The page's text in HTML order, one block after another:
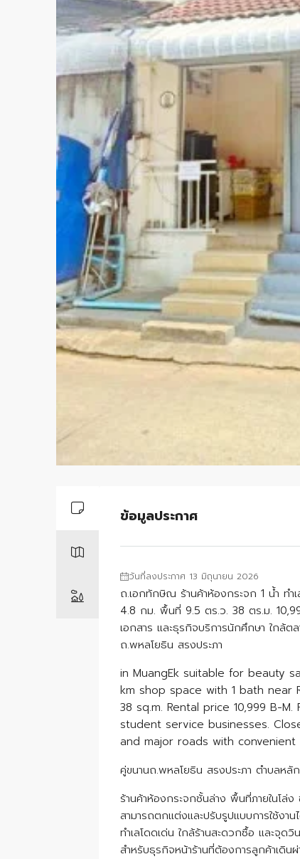
ข้อมูลประกาศ
วันที่ลงประกาศ 13 มิถุนายน 2026
ถ.เอกทักษิณ ร้านค้าห้องกระจก 1 น้ำ ทำ
4.8 กม. พื้นที่ 9.5 ตร.ว. 38 ตร.ม.
เอกสาร และธุรกิจบริการนักศึกษา ใกล้
ถ.พหลโยธิน สรงประภา
in MuangEk suitable for beauty
km shop space with 1 bath near
38 sq.m. Rental price 10,999 B-
student service businesses.
and major roads with convenient
คู่ขนานถ.พหลโยธิน สรงประภา ตำบลหลั
ร้านค้าห้องกระจกชั้นล่าง พื้นที่ภายในโล่
สามารถตกแต่งและปรับรูปแบบการใช้งาน
ทำเลโดดเด่น ใกล้ร้านสะดวกซื้อ และจุ
สำหรับธุรกิจหน้าร้านที่ต้องการลูกค้าเดิน